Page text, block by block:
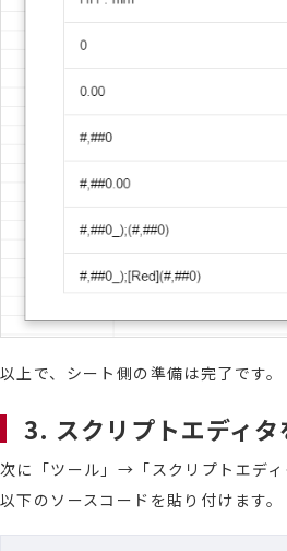
以上で、シート側の準備は完了です。
3. スクリプトエディタ
次に「ツール」→「スクリプトエデ
以下のソースコードを貼り付けます。